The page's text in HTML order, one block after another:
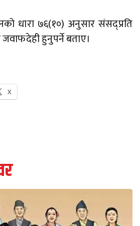
धारा ७६(१०) अनुसार संसद्प्रति
जवाफदेही हुनुपर्ने बताए।
X